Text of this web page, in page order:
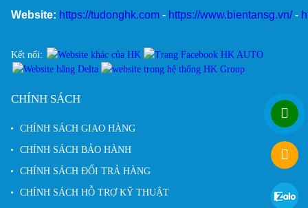
Website: https://tudonghk.com - https://www.bientansg.vn/ -
Kết nối:
CHÍNH SÁCH
CHÍNH SÁCH GIAO HÀNG
CHÍNH SÁCH BẢO HÀNH
CHÍNH SÁCH ĐỔI TRẢ HÀNG
CHÍNH SÁCH HỖ TRỢ KỸ THUẬT